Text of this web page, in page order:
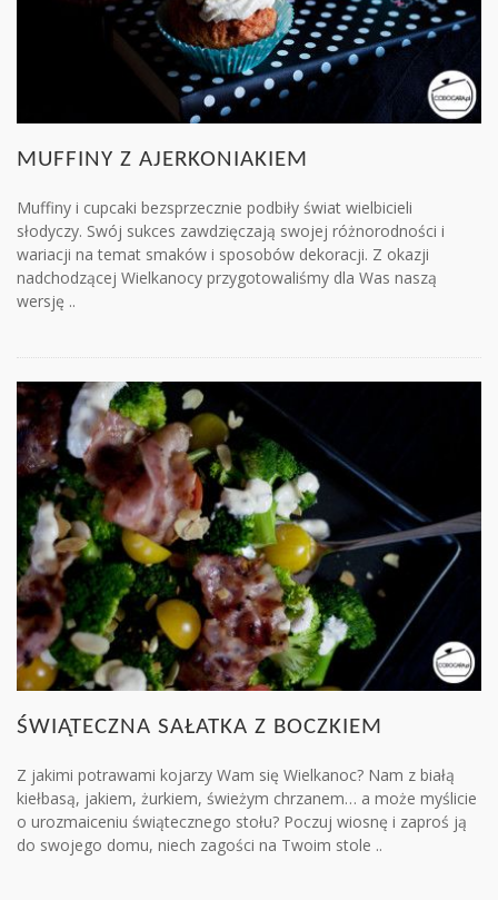
MUFFINY Z AJERKONIAKIEM
Muffiny i cupcaki bezsprzecznie podbiły świat wielbicieli
słodyczy. Swój sukces zawdzięczają swojej różnorodności i
wariacji na temat smaków i sposobów dekoracji. Z okazji
nadchodzącej Wielkanocy przygotowaliśmy dla Was naszą
wersję ..
ŚWIĄTECZNA SAŁATKA Z BOCZKIEM
Z jakimi potrawami kojarzy Wam się Wielkanoc? Nam z białą
kiełbasą, jakiem, żurkiem, świeżym chrzanem… a może myślicie
o urozmaiceniu świątecznego stołu? Poczuj wiosnę i zaproś ją
do swojego domu, niech zagości na Twoim stole ..